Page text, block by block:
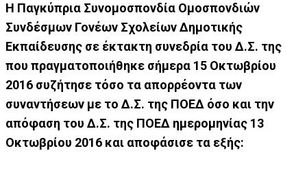
Η Παγκύπρια Συνομοσπονδία Ομοσπονδιών
Συνδέσμων Γονέων Σχολείων Δημοτικής
Εκπαίδευσης σε έκτακτη συνεδρία του Δ.Σ. της
που πραγματοποιήθηκε σήμερα 15 Οκτωβρίου
2016 συζήτησε τόσο τα απορρέοντα των
συναντήσεων με το Δ.Σ. της ΠΟΕΔ όσο και την
απόφαση του Δ.Σ. της ΠΟΕΔ ημερομηνίας 13
Οκτωβρίου 2016 και αποφάσισε τα εξής: